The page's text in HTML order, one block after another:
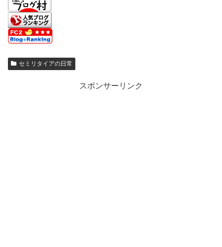
セミリタイアの日常
スポンサーリンク